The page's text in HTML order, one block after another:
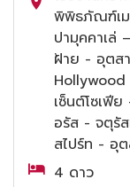
พิพิธภัณฑ์เ
ปามุคคาเล่
ฝ้าย - อุตส
Hollywood
เซ็นต์โซเฟี
อรัส - จตุรั
สไปร์ท - อุ
4 ดาว